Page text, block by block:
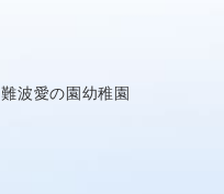
難波愛の園幼稚園